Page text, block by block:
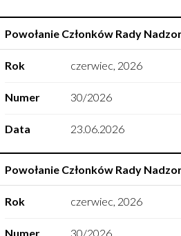
Powołanie Członków Rady
Rok czerwiec 2026
Numer 30/2026
Data 23.06.2026
Powołanie Członków Rady
Rok czerwiec 2026
Numer 30/2026